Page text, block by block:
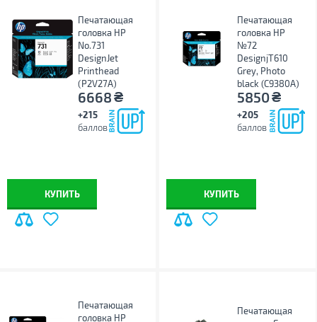
Печатающая
головка HP
No.731
DesignJet
Printhead
(P2V27A)
6668₴
+215
баллов
КУПИТЬ
Печатающая
головка HP
№72
DesignjT610
Grey, Photo
black (C9380A)
5850₴
+205
баллов
КУПИТЬ
Печатающая
головка HP
Печатающая